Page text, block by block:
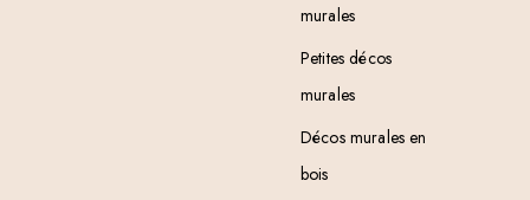
murales
Petites décos
murales
Décos murales en
bois